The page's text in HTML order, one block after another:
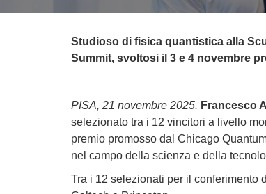
Studioso di fisica quantistica alla
Summit, svoltosi il 3 e 4 novembre
PISA, 21 novembre 2025. Francesco
selezionato tra i 12 vincitori a livello
premio promosso dal Chicago
nel campo della scienza e della
Tra i 12 selezionati per il conferimento